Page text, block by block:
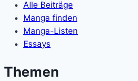
Alle Beiträge
Manga finden
Manga-Listen
Essays
Themen